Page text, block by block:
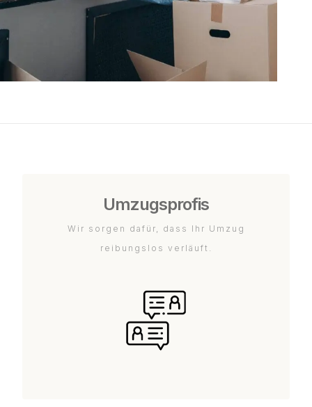
Umzugsprofis
Wir sorgen dafür, dass Ihr Umzug
reibungslos verläuft.